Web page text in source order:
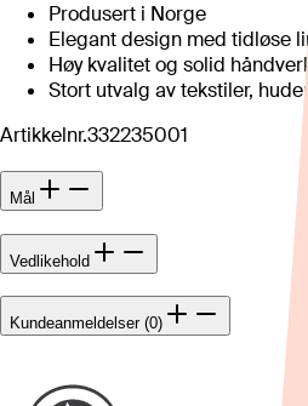
Produsert i Norge
Elegant design med tidløse
Høy kvalitet og solid håndverk
Stort utvalg av tekstiler,
Artikkelnr.332235001
Mål
Vedlikehold
Kundeanmeldelser (0)